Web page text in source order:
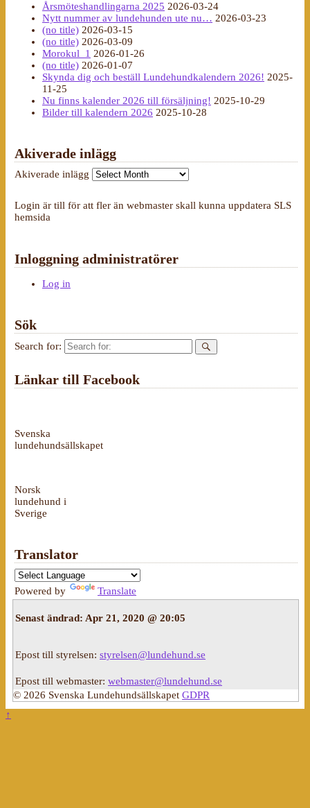
Årsmöteshandlingarna 2025 2026-03-24
Nytt nummer av lundehunden ute nu… 2026-03-23
(no title) 2026-03-15
(no title) 2026-03-09
Morokul_1 2026-01-26
(no title) 2026-01-07
Skynda dig och beställ Lundehundkalendern 2026! 2025-
11-25
Nu finns kalender 2026 till försäljning! 2025-10-29
Bilder till kalendern 2026 2025-10-28
Akiverade inlägg
Akiverade inlägg
Login är till för att fler än webmaster skall kunna uppdatera SLS
hemsida
Inloggning administratörer
Log in
Sök
Search for:
Länkar till Facebook
Svenska
lundehundsällskapet
Norsk
lundehund i
Sverige
Translator
Powered by Translate
Senast ändrad: Apr 21, 2020 @ 20:05
Epost till styrelsen: styrelsen@lundehund.se
Epost till webmaster: webmaster@lundehund.se
© 2026 Svenska Lundehundsällskapet GDPR
↑